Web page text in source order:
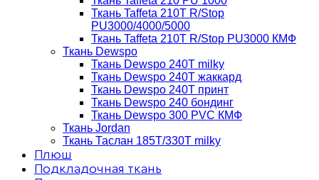
Ткань Taffeta 210Т R/Stop
PU3000/4000/5000
Ткань Taffeta 210Т R/Stop PU3000 КМФ
Ткань Dewspo
Ткань Dewspo 240Т milky
Ткань Dewspo 240T жаккард
Ткань Dewspo 240Т принт
Ткань Dewspo 240 бондинг
Ткань Dewspo 300 PVC КМФ
Ткань Jordan
Ткань Таслан 185T/330T milky
Плюш
Подкладочная ткань